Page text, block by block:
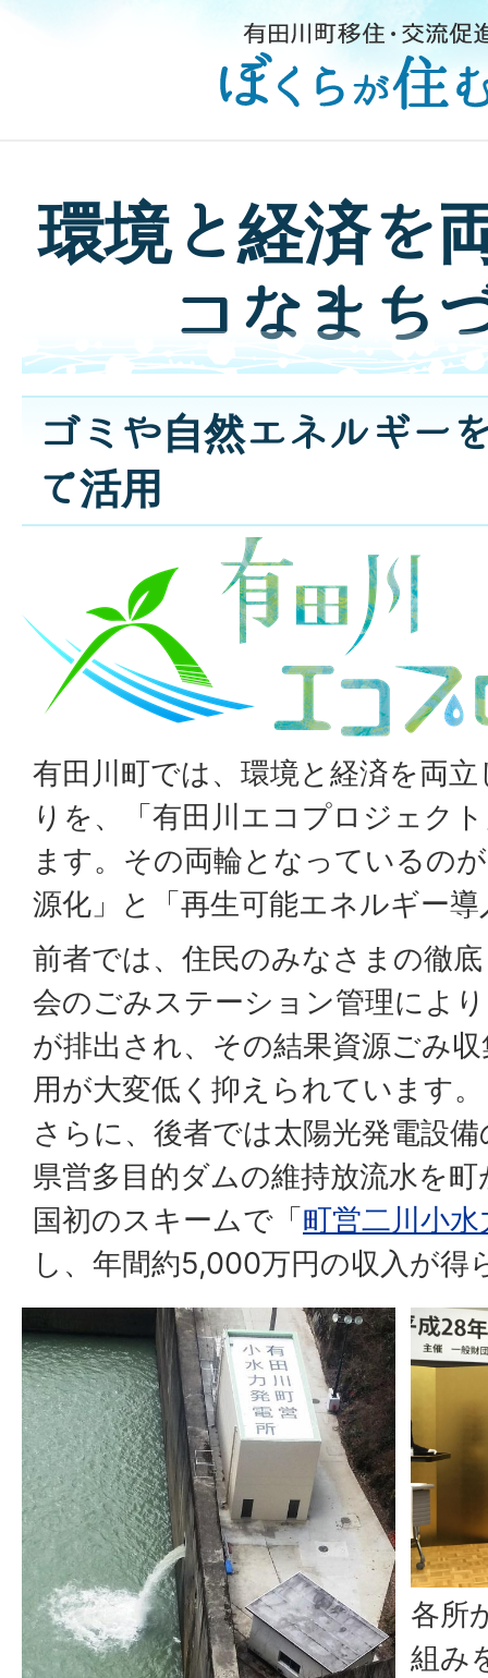
環境と経済を
コなまち
ゴミや自然エネルギー
て活用
有田川町では、環境と経済を両
りを、「有田川エコプロジェク
ます。その両輪となっているの
源化」と「再生可能エネルギー
前者では、住民のみなさまの徹
会のごみステーション管理によ
が排出され、その結果資源ごみ
用が大変低く抑えられています。
さらに、後者では太陽光発電設
県営多目的ダムの維持放流水を
国初のスキームで「町営二川小
し、年間約5,000万円の収入が得
各所
組み